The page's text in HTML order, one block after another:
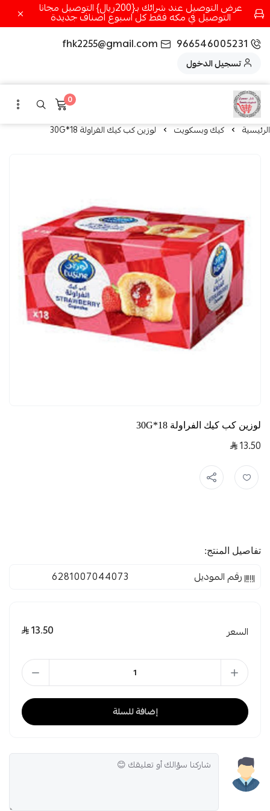
عرض التوصيل عند شرائك بـ{200ريال} التوصيل مجانا
التوصيل في مكه فقط كل اسبوع اصناف جديدة
966546005231
fhk2255@gmail.com
تسجيل الدخول
0
الرئيسية كيك وبسكويت لوزين كب كيك الفراولة 18*30G
لوزين كب كيك الفراولة 18*30G
13.50
تفاصيل المنتج:
رقم الموديل 6281007044073
السعر 13.50
إضافة للسلة